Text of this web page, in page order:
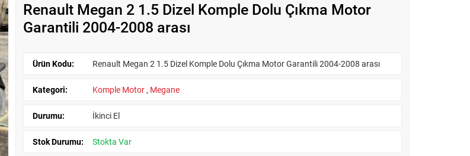
Renault Megan 2 1.5 Dizel Komple Dolu Çıkma Motor
Garantili 2004-2008 arası
Ürün Kodu: Renault Megan 2 1.5 Dizel Komple Dolu Çıkma Motor Garantili 2004-2008 arası
Kategori: Komple Motor , Megane
Durumu: İkinci El
Stok Durumu: Stokta Var